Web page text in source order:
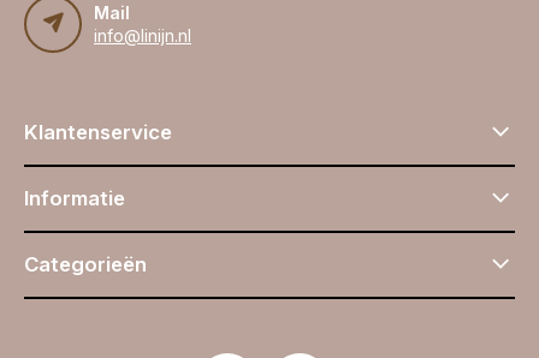
Mail
info@linijn.nl
Klantenservice
Informatie
Categorieën